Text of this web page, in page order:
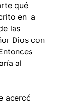
qué
en la
las
Dios con
al
acercó